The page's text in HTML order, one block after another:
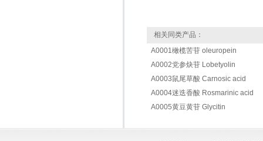
相关同类产品：
A0001橄榄苦苷 oleuropein
A0002党参炔苷 Lobetyolin
A0003鼠尾草酸 Carnosic acid
A0004迷迭香酸 Rosmarinic acid
A0005黄豆黄苷 Glycitin